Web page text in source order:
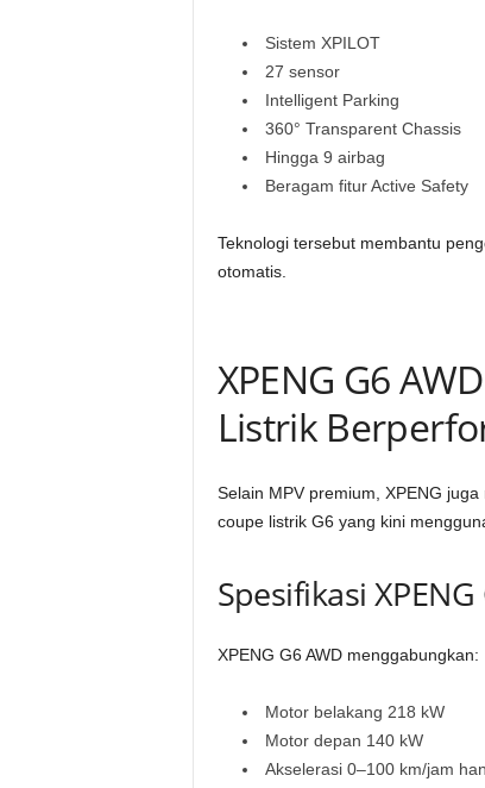
Sistem XPILOT
27 sensor
Intelligent Parking
360° Transparent Chassis
Hingga 9 airbag
Beragam fitur Active Safety
Teknologi tersebut membantu
otomatis.
XPENG G6
Listrik
Selain MPV premium, XPENG
coupe listrik G6 yang kini
Spesifikasi XPENG
XPENG G6 AWD menggabungkan:
Motor belakang 218 kW
Motor depan 140 kW
Akselerasi 0–100 km/jam